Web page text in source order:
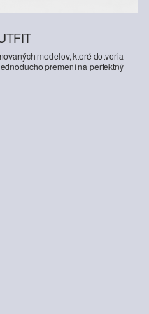
modelov, ktoré dotvoria
premení na perfektný